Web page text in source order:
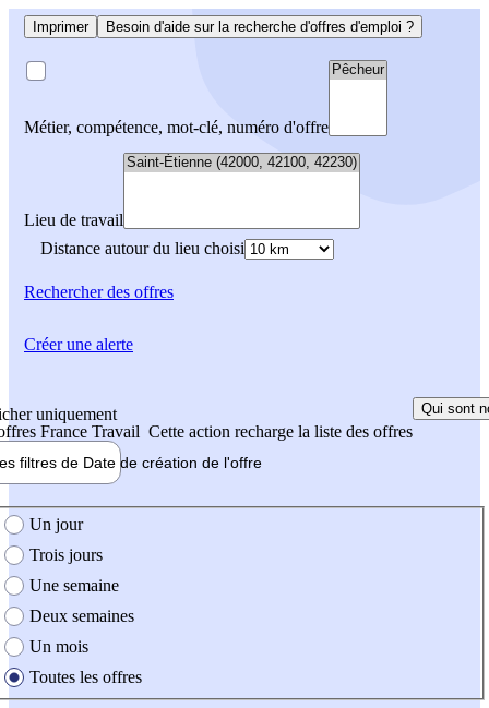
Imprimer Besoin d'aide sur la recherche d'offres d'emploi ?
Métier, compétence, mot-clé, numéro d'offre
Lieu de travail
Distance autour du lieu choisi
Rechercherdes offres
uniquement
France Travail Cette action recharge la liste des offres
Qui sont
filtres de Date de création de l'offre
création de l'offre
Un jour
Trois jours
Une semaine
Deux semaines
Un mois
Toutes les offres
Créer une alerte